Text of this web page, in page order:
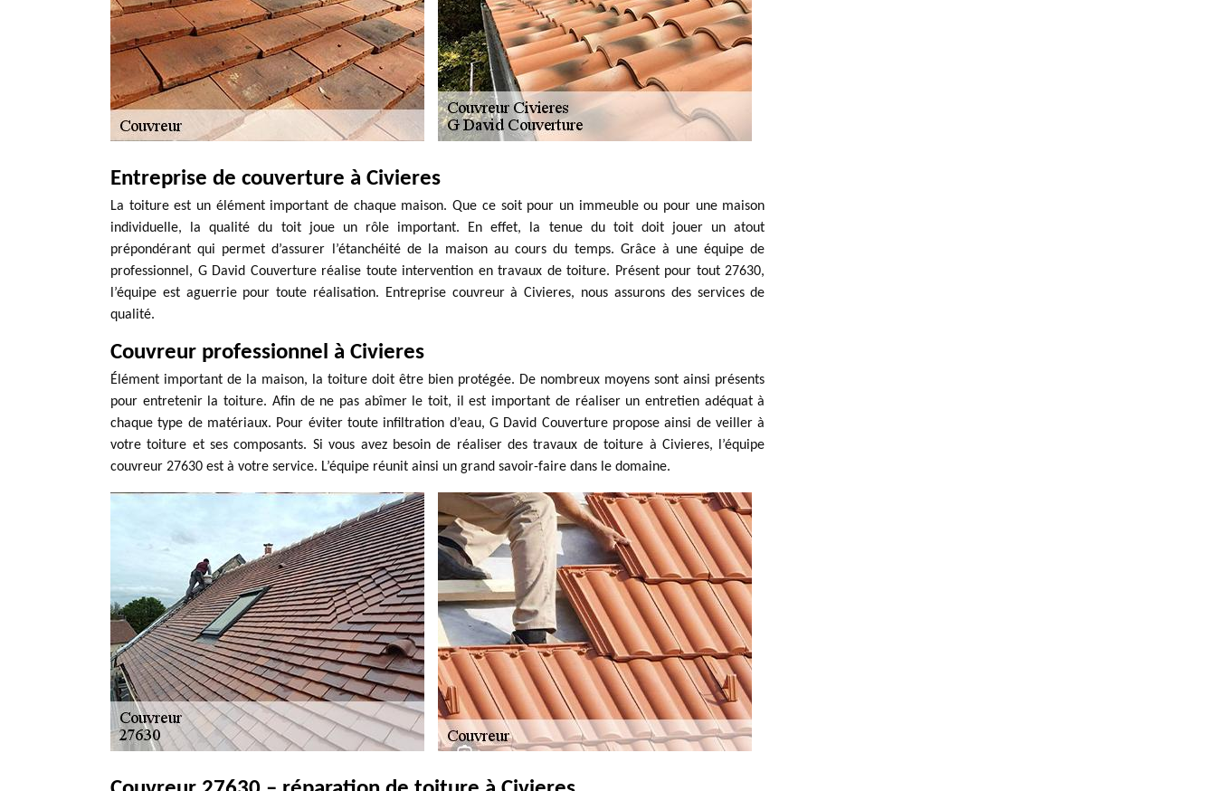
Entreprise de couverture à Civieres
La toiture est un élément important de chaque maison. Que ce soit pour un immeuble ou pour une maison
individuelle, la qualité du toit joue un rôle important. En effet, la tenue du toit doit jouer un atout
prépondérant qui permet d’assurer l’étanchéité de la maison au cours du temps. Grâce à une équipe de
professionnel, G David Couverture réalise toute intervention en travaux de toiture. Présent pour tout 27630,
l’équipe est aguerrie pour toute réalisation. Entreprise couvreur à Civieres, nous assurons des services de
qualité.
Couvreur professionnel à Civieres
Élément important de la maison, la toiture doit être bien protégée. De nombreux moyens sont ainsi présents
pour entretenir la toiture. Afin de ne pas abîmer le toit, il est important de réaliser un entretien adéquat à
chaque type de matériaux. Pour éviter toute infiltration d’eau, G David Couverture propose ainsi de veiller à
votre toiture et ses composants. Si vous avez besoin de réaliser des travaux de toiture à Civieres, l’équipe
couvreur 27630 est à votre service. L’équipe réunit ainsi un grand savoir-faire dans le domaine.